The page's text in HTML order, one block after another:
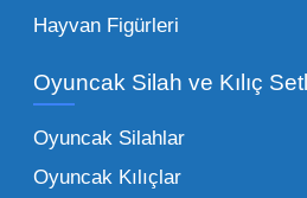
Eğitici Setler:
tarafından tercih
ebeveynlerin son yıllarda
ürün grupları
Hayvan Figürleri
Oyuncak Silah ve Kılıç
Oyuncak Silahlar
Oyuncak Kılıçlar